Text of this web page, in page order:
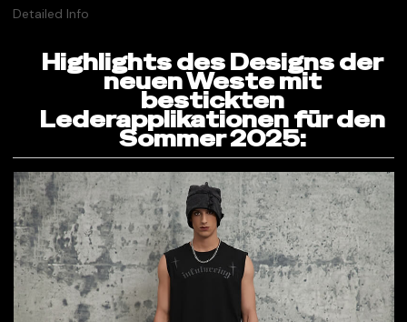
Detailed Info
Highlights des Designs der
neuen Weste mit
bestickten
Lederapplikationen für den
Sommer 2025: